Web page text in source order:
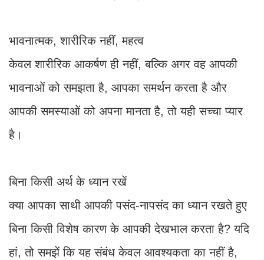
भावनात्मक, शारीरिक नहीं, महत्व
केवल शारीरिक आकर्षण ही नहीं, बल्कि अगर वह आपकी
भावनाओं को समझता है, आपका समर्थन करता है और
आपकी समस्याओं को अपना मानता है, तो यही सच्चा प्यार
है।
बिना किसी अर्थ के ध्यान रखें
क्या आपका साथी आपकी पसंद-नापसंद का ध्यान रखते हुए
बिना किसी विशेष कारण के आपकी देखभाल करता है? यदि
हां, तो समझें कि यह संबंध केवल आवश्यकता का नहीं है,